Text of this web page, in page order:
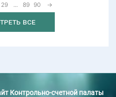
29 ... 89 90 →
все
Контрольно-счетной палаты